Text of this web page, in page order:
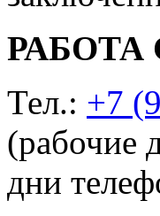
Тел.: +7
(рабочие
дни